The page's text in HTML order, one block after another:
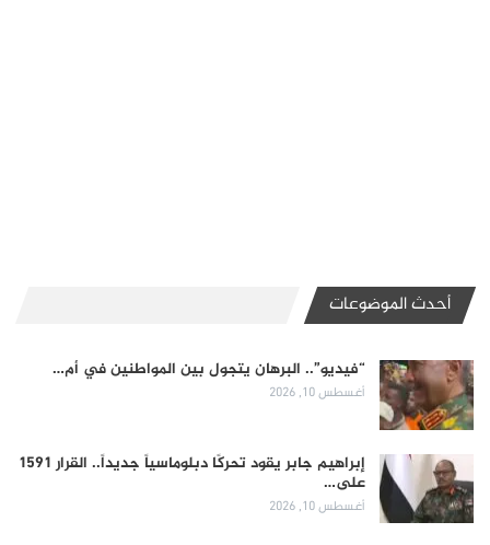
أحدث الموضوعات
“فيديو”.. البرهان يتجول بين المواطنين في أم…
أغسطس 10, 2026
إبراهيم جابر يقود تحركًا دبلوماسياً جديداً.. القرار 1591
على…
أغسطس 10, 2026